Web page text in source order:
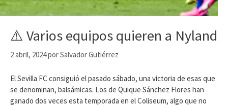
⚠️ Varios equipos quieren a Nyland
2 abril, 2024porSalvador Gutiérrez
El Sevilla FC consiguió el pasado sábado, una victoria de esas que
se denominan, balsámicas. Los de Quique Sánchez Flores han
ganado dos veces esta temporada en el Coliseum, algo que no